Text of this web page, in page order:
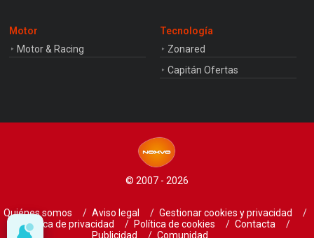
Motor
Motor & Racing
Tecnología
Zonared
Capitán Ofertas
© 2007 - 2026
Quiénes somos Aviso legal
Gestionar cookies y privacidad
Política de privacidad
Política de cookies
Contacta
Publicidad
Comunidad